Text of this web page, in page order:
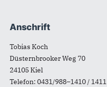
Fußbereich
Anschrift
Tobias Koch
Düsternbrooker Weg 70
24105Kiel
Telefon: 0431/988–1410 / 1411